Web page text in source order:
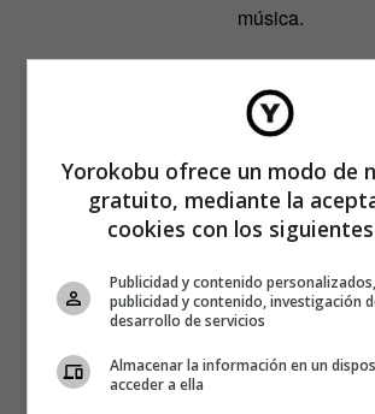
música.
Yorokobu ofrece un modo de
gratuito, mediante la
cookies con los
Publicidad y contenido
publicidad y contenido, investigación
desarrollo de servicios
Almacenar la información en un
acceder a ella